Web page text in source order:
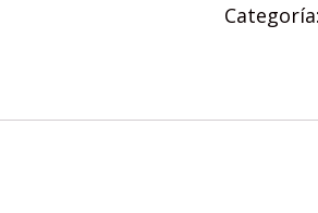
Categoría: